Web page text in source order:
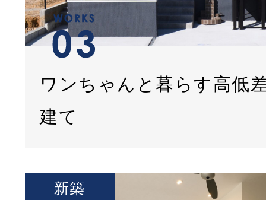
ワンちゃんと暮らす高低
建て
新築